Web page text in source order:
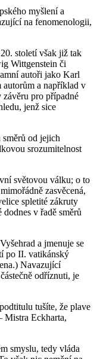
myšlení a
na fenomenologii,
století však již tak
Wittgenstein či
autoři jako Karl
autorům a například v
závěru pro případné
jenž sice
od jejich
srozumitelnost
světovou válku; o to
zasvěcená,
spletité zákruty
v řadě směrů
a jmenuje se
po II. vatikánský
Navazující
odříznuti, je
tušíte, že plave
Mistra Eckharta,
smyslu, tedy vláda